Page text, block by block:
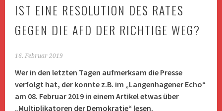
IST EINE RESOLUTION DES RATES
GEGEN DIE AFD DER RICHTIGE WEG?
16. Februar 2019
Wer in den letzten Tagen aufmerksam die Presse
verfolgt hat, der konnte z.B. im „Langenhagener Echo“
am 08. Februar 2019 in einem Artikel etwas über
„Multiplikatoren der Demokratie“ lesen.